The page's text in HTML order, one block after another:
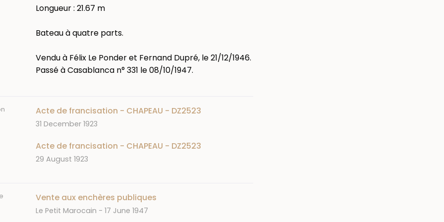
Longueur : 21.67 m
Bateau à quatre parts.
Vendu à Félix Le Ponder et Fernand Dupré, le 21/12/1946.
Passé à Casablanca n° 331 le 08/10/1947.
Acte de francisation - CHAPEAU - DZ2523
Date
31 December 1923
Acte de francisation - CHAPEAU - DZ2523
Date
29 August 1923
Vente aux enchères publiques
Journal
Le Petit Marocain Date
17 June 1947